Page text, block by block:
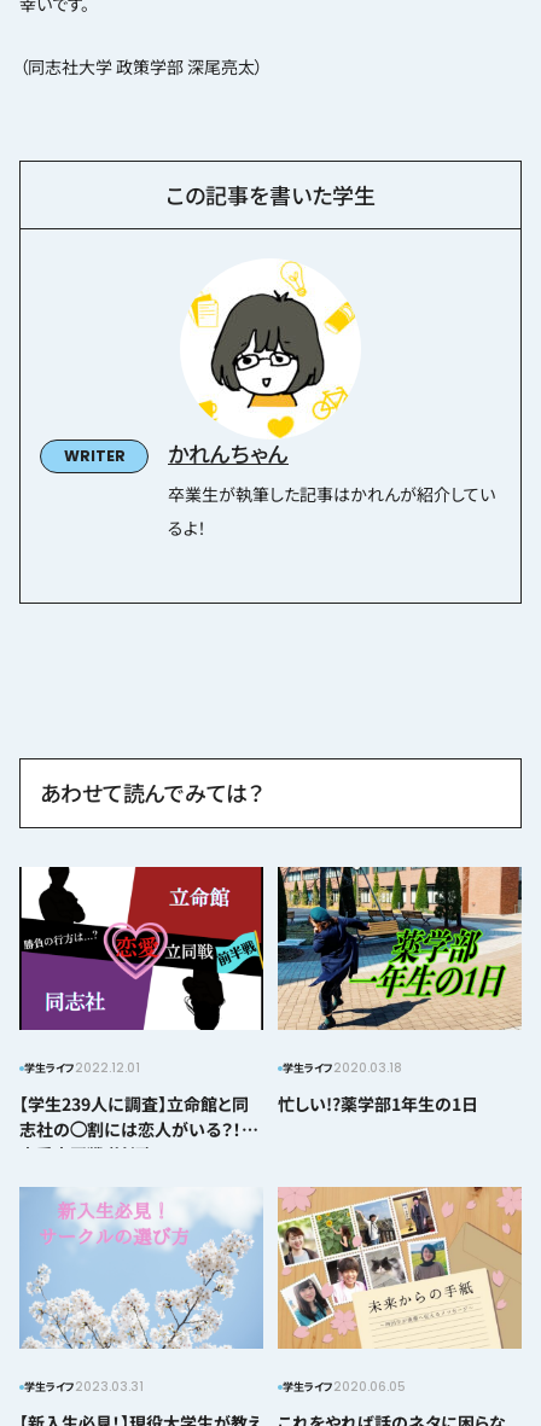
（同志社大学 政策学部 深尾亮太）
この記事を書いた学生
かれんちゃん
卒業生が執筆した記事はかれんが紹介してい
るよ！
あわせて読んでみては？
学生ライフ2022.12.01
【学生239人に調査】立命館と同
志社の◯割には恋人がいる？！｜
恋愛立同戦（前編）
学生ライフ2020.03.18
忙しい!?薬学部1年生の1日
学生ライフ2023.03.31 学生ライフ2020.06.05